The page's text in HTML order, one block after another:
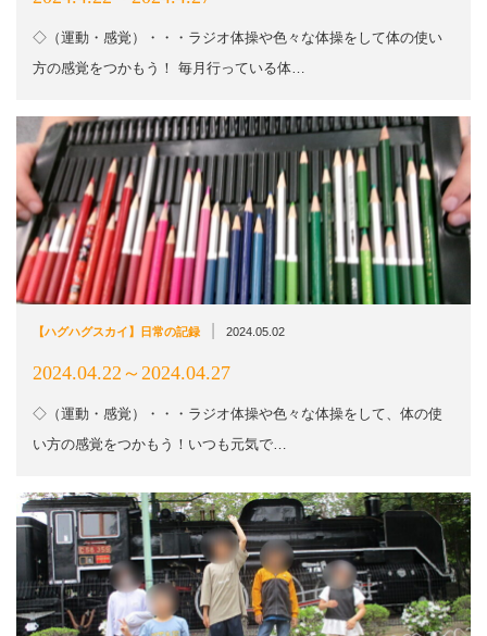
◇（運動・感覚）・・・ラジオ体操や色々な体操をして体の使い
方の感覚をつかもう！ 毎月行っている体…
【ハグハグスカイ】日常の記録 2024.05.02
2024.04.22～2024.04.27
◇（運動・感覚）・・・ラジオ体操や色々な体操をして、体の使
い方の感覚をつかもう！いつも元気で…